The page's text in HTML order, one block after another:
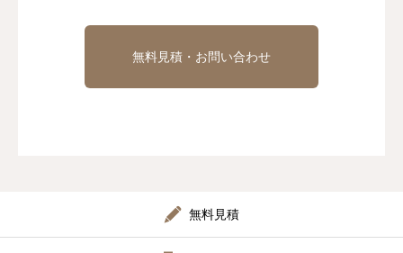
無料見積・お問い合わせ
無料見積